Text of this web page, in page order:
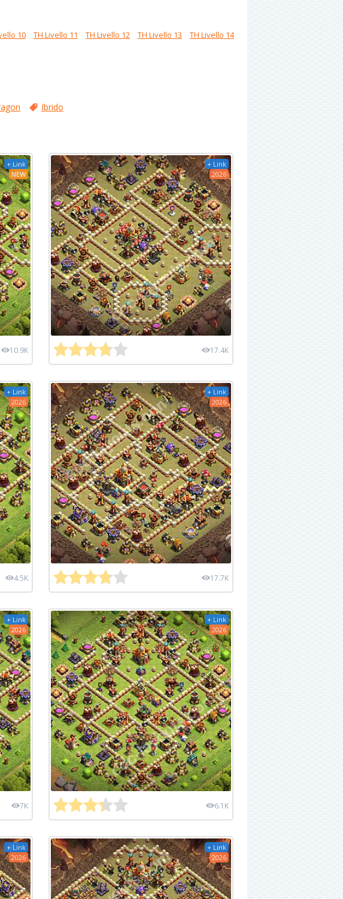
10 TH Livello 11 TH Livello 12 TH Livello 13
TH Livello 14
Ibrido
+ Link
NEW
10.9K
+ Link
2026
17.4K
+ Link
2026
4.5K
+ Link
2026
17.7K
+ Link
2026
7K
+ Link
2026
6.1K
+ Link
2026
+ Link
2026